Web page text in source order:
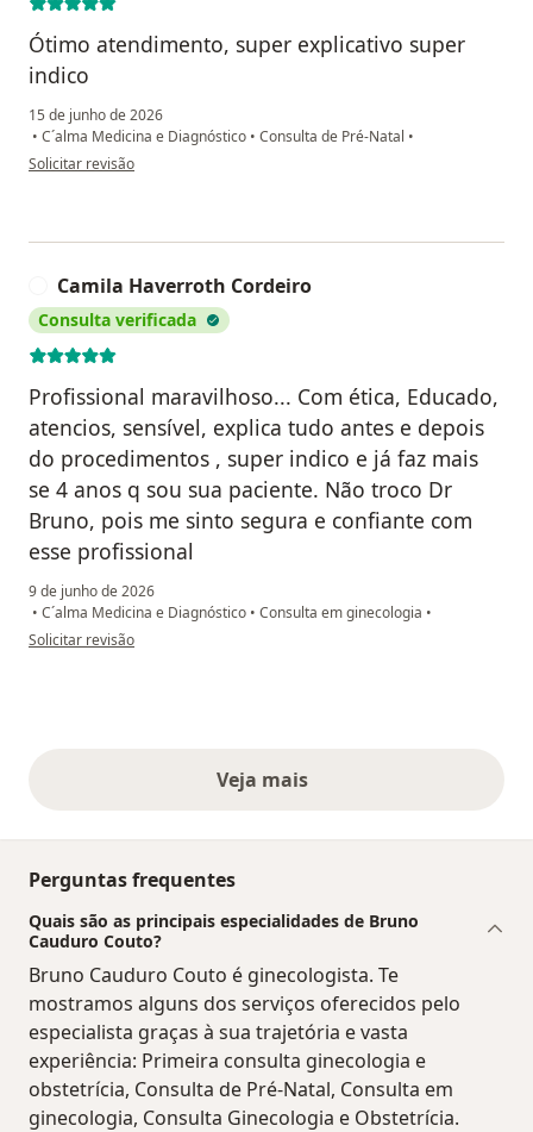
Ótimo atendimento, super explicativo super
indico
15 de junho de 2026
• C´alma Medicina e Diagnóstico • Consulta de Pré-Natal •
na opinião do utilizador Jessica Rita Fernandes
Solicitar revisão
Camila Haverroth Cordeiro
Consulta verificada
Profissional maravilhoso... Com ética, Educado,
atencios, sensível, explica tudo antes e depois
do procedimentos , super indico e já faz mais
se 4 anos q sou sua paciente. Não troco Dr
Bruno, pois me sinto segura e confiante com
esse profissional
9 de junho de 2026
• C´alma Medicina e Diagnóstico • Consulta em ginecologia •
na opinião do utilizador Camila Haverroth Cordeiro
Solicitar revisão
Veja maisopiniões acima
Perguntas frequentes
Quais são as principais especialidades de Bruno
Cauduro Couto?
Bruno Cauduro Couto é ginecologista. Te
mostramos alguns dos serviços oferecidos pelo
especialista graças à sua trajetória e vasta
experiência: Primeira consulta ginecologia e
obstetrícia, Consulta de Pré-Natal, Consulta em
ginecologia, Consulta Ginecologia e Obstetrícia.